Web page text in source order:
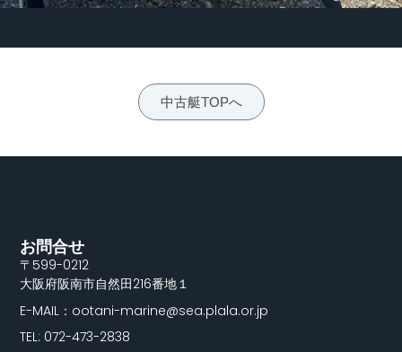
中古艇TOPへ
お問合せ
〒599-0212
大阪府阪南市自然田216番地１
E-MAIL：ootani-marine@sea.plala.or.jp
TEL: 072-473-2838